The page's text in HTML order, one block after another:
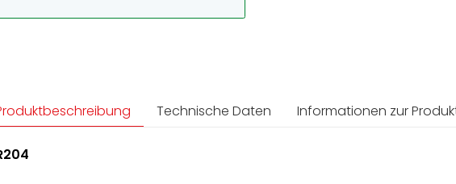
Technische Daten Informationen zur